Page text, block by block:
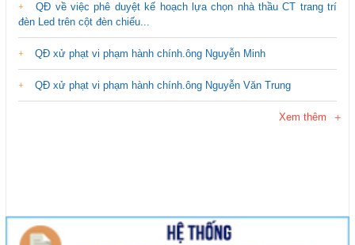
QĐ về việc phê duyệt kế hoạch lựa chọn nhà thầu CT trang trí
đèn Led trên cột đèn chiếu...
QĐ xử phạt vi phạm hành chính.ông Nguyễn Minh
QĐ xử phạt vi phạm hành chính.ông Nguyễn Văn Trung
Xem thêm